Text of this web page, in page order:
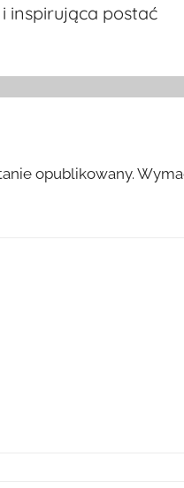
inspirująca postać
opublikowany.